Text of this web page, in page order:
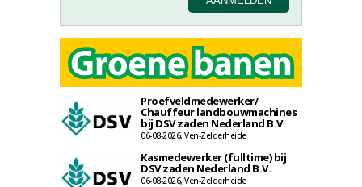
Proefveldmedewerker/
Chauffeur landbouwmachines
bij DSV zaden Nederland B.V.
06-08-2026, Ven-Zelderheide
Kasmedewerker (fulltime) bij
DSV zaden Nederland B.V.
06-08-2026, Ven-Zelderheide